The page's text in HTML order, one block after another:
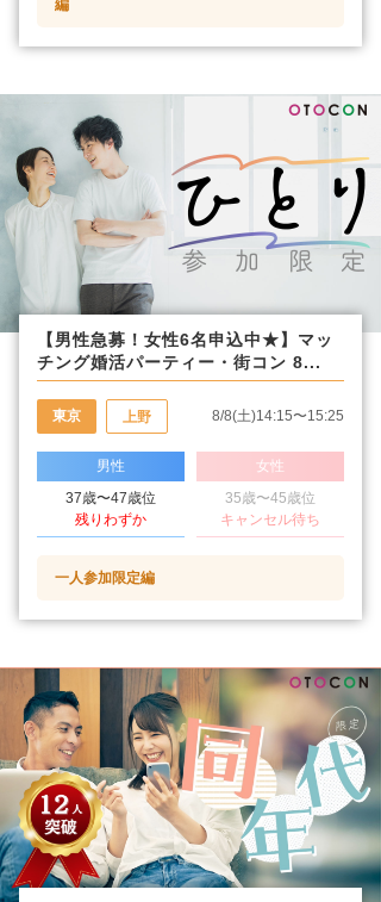
編
【男性急募！女性6名申込中★】マッ
チング婚活パーティー・街コン 8...
東京 上野 8/8(土)14:15〜15:25
男性
37歳〜47歳位
残りわずか
女性
35歳〜45歳位
キャンセル待ち
一人参加限定編